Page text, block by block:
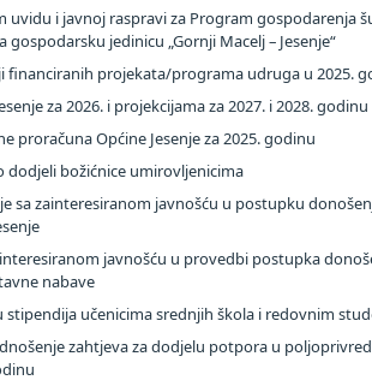
uvidu i javnoj raspravi za Program gospodarenja
gospodarsku jedinicu „Gornji Macelj – Jesenje“
financiranih projekata/programa udruga u 2025.
za 2026. i projekcijama za 2027. i 2028. godinu
proračuna Općine Jesenje za 2025. godinu
dodjeli božićnice umirovljenicima
sa zainteresiranom javnošću u postupku
javnošću u provedbi postupka
nabave
stipendija učenicima srednjih škola i redovnim
zahtjeva za dodjelu potpora u